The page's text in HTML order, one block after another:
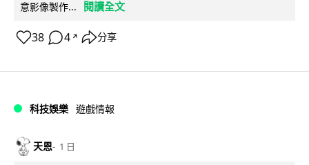
意影像製作... 閱讀全文
38 4 ↗ 分享
科技娛樂 遊戲情報
天恩 1 日